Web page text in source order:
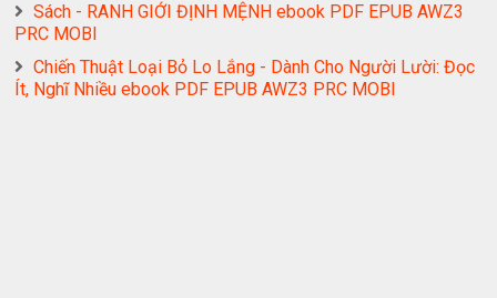
Sách - RANH GIỚI ĐỊNH MỆNH ebook PDF EPUB AWZ3
PRC MOBI
Chiến Thuật Loại Bỏ Lo Lắng - Dành Cho Người Lười: Đọc
Ít, Nghĩ Nhiều ebook PDF EPUB AWZ3 PRC MOBI